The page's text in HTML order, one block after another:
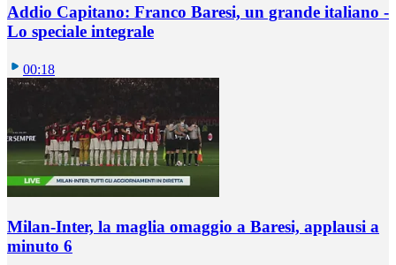
Addio Capitano: Franco Baresi, un grande italiano -
Lo speciale integrale
00:18
Milan-Inter, la maglia omaggio a Baresi, applausi a
minuto 6